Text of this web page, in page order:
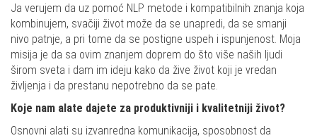
Ja verujem da uz pomoć NLP metode i kompatibilnih znanja koja
kombinujem, svačiji život može da se unapredi, da se smanji
nivo patnje, a pri tome da se postigne uspeh i ispunjenost. Moja
misija je da sa ovim znanjem doprem do što više naših ljudi
širom sveta i dam im ideju kako da žive život koji je vredan
življenja i da prestanu nepotrebno da se pate.
Koje nam alate dajete za produktivniji i kvalitetniji život?
Osnovni alati su izvanredna komunikacija, sposobnost da